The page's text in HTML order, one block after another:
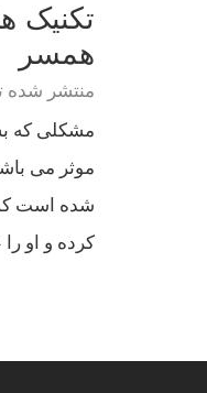
تکنیک
همسر
منتشر
مشکلی که
موثر می
شده است که
کرده و او